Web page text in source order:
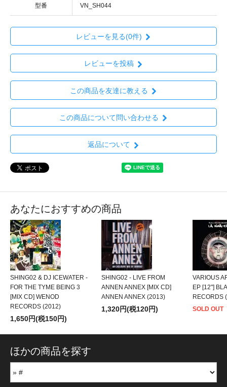
型番 VN_SH044
レビューを見る(0件)
レビューを投稿
この商品を友達に教える
この商品について問い合わせる
返品について
あなたにおすすめの商品
SHING02 & DJ ICEWATER -
FOR THE TYME BEING 3
[MIX CD] WENOD
RECORDS (2012)
1,650円(税150円)
SHING02 - LIVE FROM
ANNEN ANNEX [MIX CD]
ANNEN ANNEX (2013)
1,320円(税120円)
VARIOUS
EP [12"]
RECORDS
SOLD OUT
ほかの商品を探す